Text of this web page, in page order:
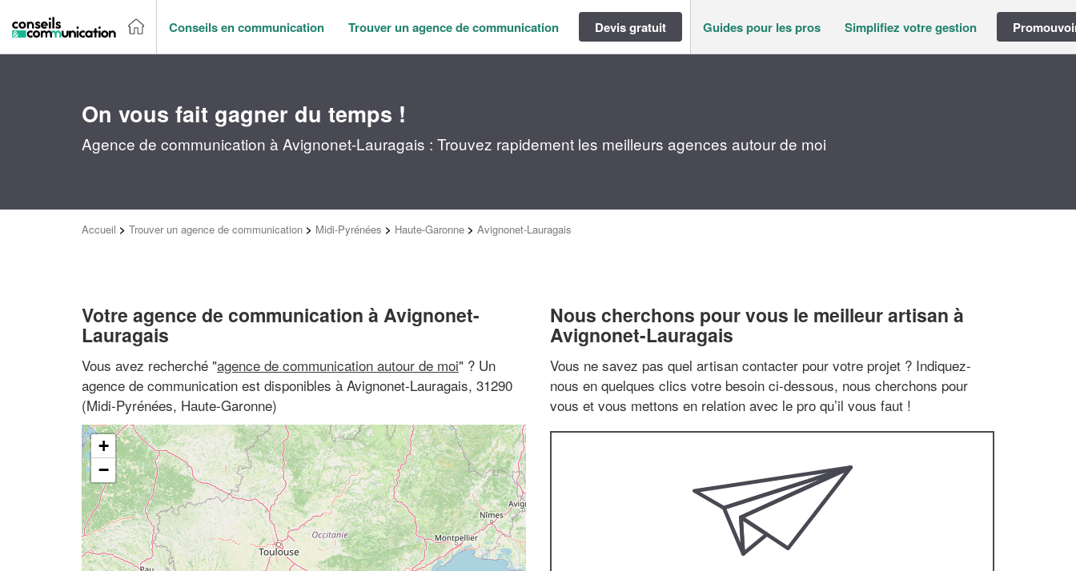
Conseils en communication Trouver un agence de communication Devis gratuit Guides pour les pros Simplifiez votre gestion
On vous fait gagner du temps !
Agence de communication à Avignonet-Lauragais : Trouvez rapidement les meilleurs agences autour de moi
Accueil > Trouver un agence de communication > Midi-Pyrénées > Haute-Garonne > Avignonet-Lauragais
Votre agence de communication à Avignonet-
Lauragais
Vous avez recherché "agence de communication autour de moi" ? Un
agence de communication est disponibles à Avignonet-Lauragais, 31290
(Midi-Pyrénées, Haute-Garonne)
+
−
Nous cherchons pour vous le meilleur artisan à
Avignonet-Lauragais
Vous ne savez pas quel artisan contacter pour votre projet ? Indiquez-
nous en quelques clics votre besoin ci-dessous, nous cherchons pour
vous et vous mettons en relation avec le pro qu’il vous faut !